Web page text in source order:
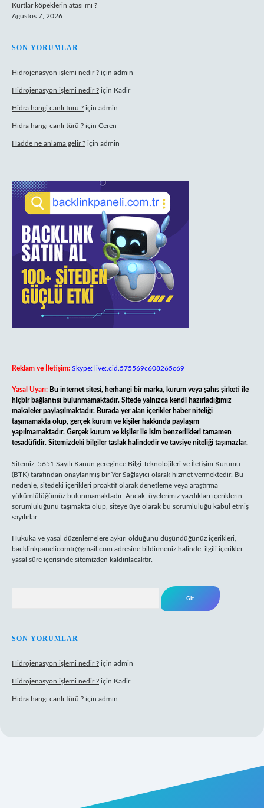
Kurtlar köpeklerin atası mı ?
Ağustos 7, 2026
SON YORUMLAR
Hidrojenasyon işlemi nedir ? için admin
Hidrojenasyon işlemi nedir ? için Kadir
Hidra hangi canlı türü ? için admin
Hidra hangi canlı türü ? için Ceren
Hadde ne anlama gelir ? için admin
Reklam ve İletişim: Skype: live:.cid.575569c608265c69
Yasal Uyarı: Bu internet sitesi, herhangi bir marka, kurum veya şahıs şirketi ile
hiçbir bağlantısı bulunmamaktadır. Sitede yalnızca kendi hazırladığımız
makaleler paylaşılmaktadır. Burada yer alan içerikler haber niteliği
taşımamakta olup, gerçek kurum ve kişiler hakkında paylaşım
yapılmamaktadır. Gerçek kurum ve kişiler ile isim benzerlikleri tamamen
tesadüfidir. Sitemizdeki bilgiler taslak halindedir ve tavsiye niteliği taşımazlar.
Sitemiz, 5651 Sayılı Kanun gereğince Bilgi Teknolojileri ve İletişim Kurumu
(BTK) tarafından onaylanmış bir Yer Sağlayıcı olarak hizmet vermektedir. Bu
nedenle, sitedeki içerikleri proaktif olarak denetleme veya araştırma
yükümlülüğümüz bulunmamaktadır. Ancak, üyelerimiz yazdıkları içeriklerin
sorumluluğunu taşımakta olup, siteye üye olarak bu sorumluluğu kabul etmiş
sayılırlar.
Hukuka ve yasal düzenlemelere aykırı olduğunu düşündüğünüz içerikleri,
backlinkpanelicomtr@gmail.com adresine bildirmeniz halinde, ilgili içerikler
yasal süre içerisinde sitemizden kaldırılacaktır.
SON YORUMLAR
Hidrojenasyon işlemi nedir ? için admin
Hidrojenasyon işlemi nedir ? için Kadir
Hidra hangi canlı türü ? için admin